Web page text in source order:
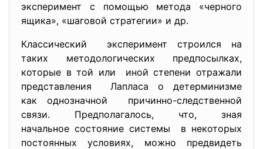
эксперимент с помощью метода «черного
ящика», «шаговой стратегии» и др.
Классический эксперимент строился на
таких методологических предпосылках,
которые в той или иной степени отражали
представления Лапласа о детерминизме
как однозначной причинно-следственной
связи. Предполагалось, что, зная
начальное состояние системы в некоторых
постоянных условиях, можно предвидеть